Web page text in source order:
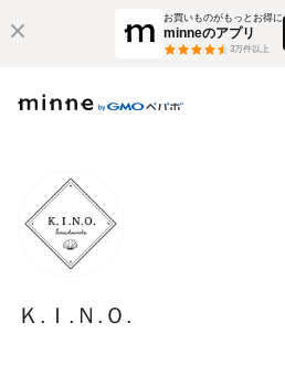
お買いものがもっとお得に
minneのアプリ
3万件以上
Ｋ.Ｉ.Ｎ.Ｏ.